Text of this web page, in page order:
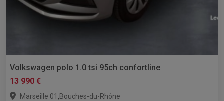
Volkswagen polo 1.0 tsi 95ch confortline
13 990 €
Marseille 01 ,Bouches-du-Rhône